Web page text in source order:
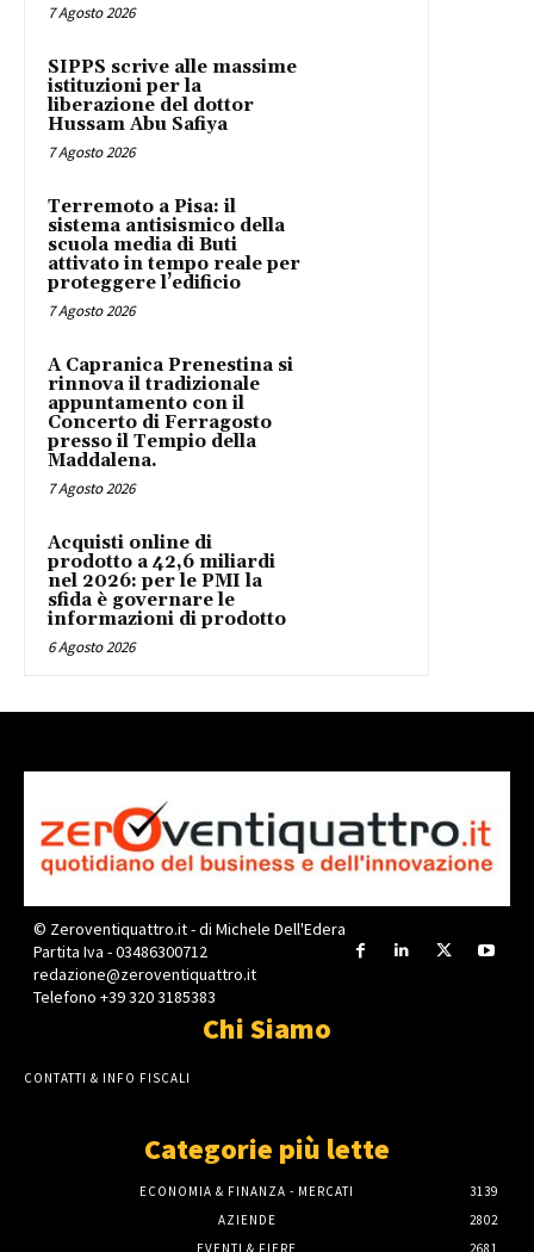
7 Agosto 2026
SIPPS scrive alle massime
istituzioni per la
liberazione del dottor
Hussam Abu Safiya
7 Agosto 2026
Terremoto a Pisa: il
sistema antisismico della
scuola media di Buti
attivato in tempo reale per
proteggere l’edificio
7 Agosto 2026
A Capranica Prenestina si
rinnova il tradizionale
appuntamento con il
Concerto di Ferragosto
presso il Tempio della
Maddalena.
7 Agosto 2026
Acquisti online di
prodotto a 42,6 miliardi
nel 2026: per le PMI la
sfida è governare le
informazioni di prodotto
6 Agosto 2026
© Zeroventiquattro.it - di Michele Dell'Edera
Partita Iva - 03486300712
redazione@zeroventiquattro.it
Telefono +39 320 3185383
Chi Siamo
CONTATTI & INFO FISCALI
Categorie più lette
ECONOMIA & FINANZA - MERCATI
3139
AZIENDE
2802
EVENTI & FIERE
2681